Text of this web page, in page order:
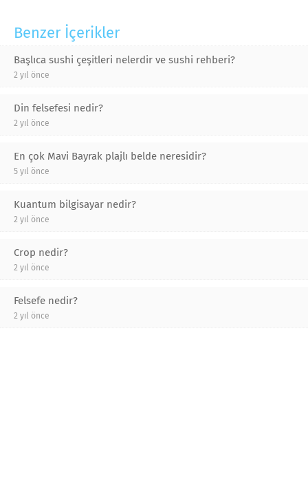
Benzer İçerikler
Başlıca sushi çeşitleri nelerdir ve sushi rehberi?
2 yıl önce
Din felsefesi nedir?
2 yıl önce
En çok Mavi Bayrak plajlı belde neresidir?
5 yıl önce
Kuantum bilgisayar nedir?
2 yıl önce
Crop nedir?
2 yıl önce
Felsefe nedir?
2 yıl önce